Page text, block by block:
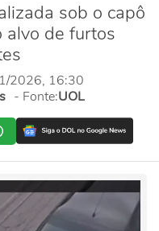
sob o capô
alvo de furtos
2026, 16:30
- Fonte:UOL